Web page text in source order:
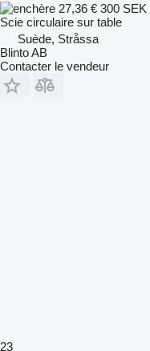
27,36 € 300 SEK
Scie circulaire sur table
Suède, Stråssa
Blinto AB
Contacter le vendeur
23